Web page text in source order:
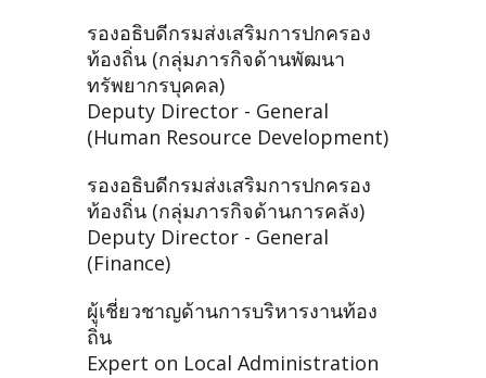
รองอธิบดีกรมส่งเสริมการปกครอง
ท้องถิ่น (กลุ่มภารกิจด้านพัฒนา
ทรัพยากรบุคคล)
Deputy Director - General
(Human Resource Development)
รองอธิบดีกรมส่งเสริมการปกครอง
ท้องถิ่น (กลุ่มภารกิจด้านการคลัง)
Deputy Director - General
(Finance)
ผู้เชี่ยวชาญด้านการบริหารงานท้อง
ถิ่น
Expert on Local Administration